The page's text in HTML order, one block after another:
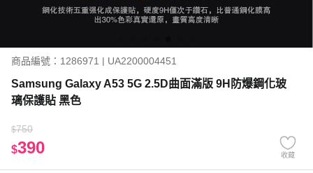
商品編號：1286971 | UA2200004451
Samsung Galaxy A53 5G 2.5D曲面滿版 9H防爆鋼化玻
璃保護貼 黑色
$750
$390 收藏